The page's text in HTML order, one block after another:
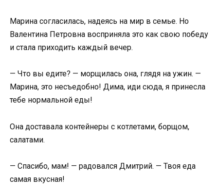
Марина согласилась, надеясь на мир в семье. Но
Валентина Петровна восприняла это как свою победу
и стала приходить каждый вечер.
— Что вы едите? — морщилась она, глядя на ужин. —
Марина, это несъедобно! Дима, иди сюда, я принесла
тебе нормальной еды!
Она доставала контейнеры с котлетами, борщом,
салатами.
— Спасибо, мам! — радовался Дмитрий. — Твоя еда
самая вкусная!